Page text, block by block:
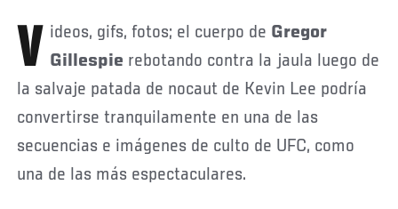
Videos, gifs, fotos; el cuerpo de Gregor
Gillespie rebotando contra la jaula luego de
la salvaje patada de nocaut de Kevin Lee podría
convertirse tranquilamente en una de las
secuencias e imágenes de culto de UFC, como
una de las más espectaculares.